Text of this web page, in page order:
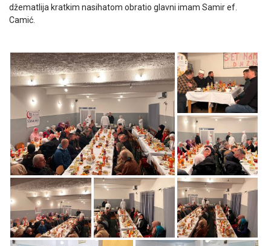
džematlija kratkim nasihatom obratio glavni imam Samir ef.
Camić.